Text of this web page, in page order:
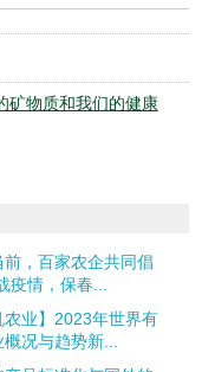
矿物质和我们的健康
前，百家农企共同倡
疫情，保春...
农业】2023年世界有
况与趋势新...